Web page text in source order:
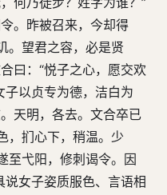
。昨被召来，今却得
。望君之容，必是贤
曰：“悦子之心，愿交欢
子以贞专为德，洁白为
天明，各去。文合卒已
，扪心下，稍温。少
至弋阳，修刺谒令。因
说女子姿质服色、言语相